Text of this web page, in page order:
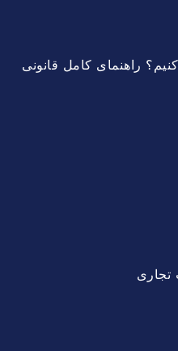
راهنمای کامل قانونی
تجاری